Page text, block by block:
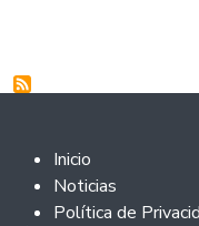
Footer 2
Inicio
Noticias
Política de